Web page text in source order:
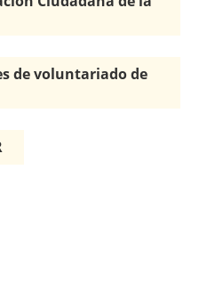
de voluntariado de